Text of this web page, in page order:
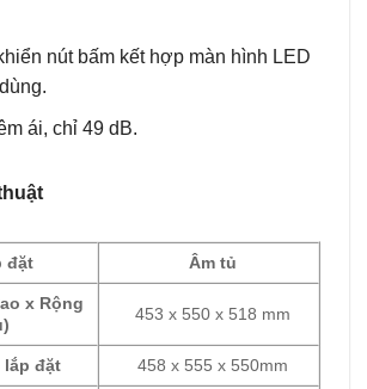
nút bấm kết hợp màn hình LED
ái, chỉ 49 dB.
đặt Âm tủ
x Rộng
453 x 550 x 518 mm
đặt 458 x 555 x 550mm